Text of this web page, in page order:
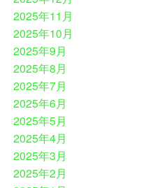
2025年11月
2025年10月
2025年9月
2025年8月
2025年7月
2025年6月
2025年5月
2025年4月
2025年3月
2025年2月